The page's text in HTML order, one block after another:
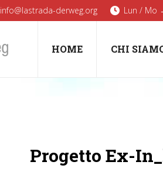
info@lastrada-derweg.org Lun / Mo
HOME CHI
Progetto Ex-